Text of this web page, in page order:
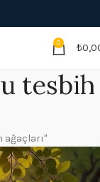
0 ₺
tesbih
ağaçları"